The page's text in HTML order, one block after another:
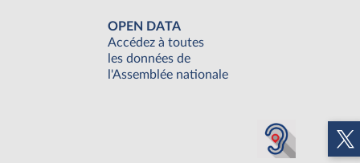
OPEN DATA
Accédez à toutes
les données de
l'Assemblée nationale